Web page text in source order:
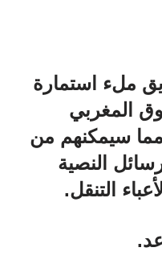
ملء استمارة
المغربي
مما سيمكنهم من
النصية